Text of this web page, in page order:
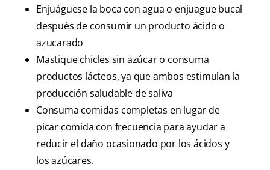
Enjuáguese la boca con agua o enjuague bucal
después de consumir un producto ácido o
azucarado
Mastique chicles sin azúcar o consuma
productos lácteos, ya que ambos estimulan la
producción saludable de saliva
Consuma comidas completas en lugar de
picar comida con frecuencia para ayudar a
reducir el daño ocasionado por los ácidos y
los azúcares.